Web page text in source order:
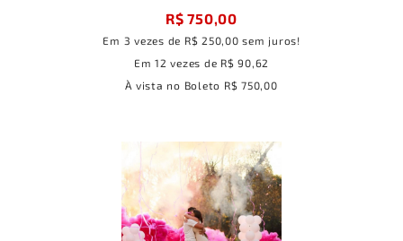
R$ 750,00
Em 3 vezes de R$ 250,00 sem juros!
Em 12 vezes de R$ 90,62
À vista no Boleto R$ 750,00